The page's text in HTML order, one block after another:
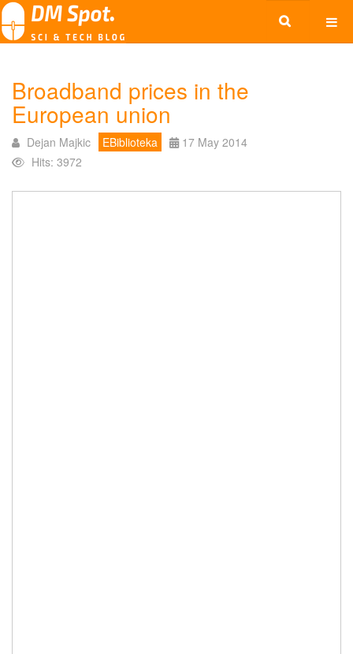
Broadband prices in the
European union
Dejan Majkic EBiblioteka
17 May 2014
Hits: 3972